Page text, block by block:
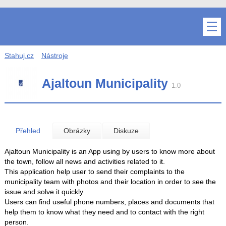
Stahuj.cz Nástroje
Ajaltoun Municipality 1.0
Přehled Obrázky Diskuze
Ajaltoun Municipality is an App using by users to know more about
the town, follow all news and activities related to it.
This application help user to send their complaints to the
municipality team with photos and their location in order to see the
issue and solve it quickly
Users can find useful phone numbers, places and documents that
help them to know what they need and to contact with the right
person.